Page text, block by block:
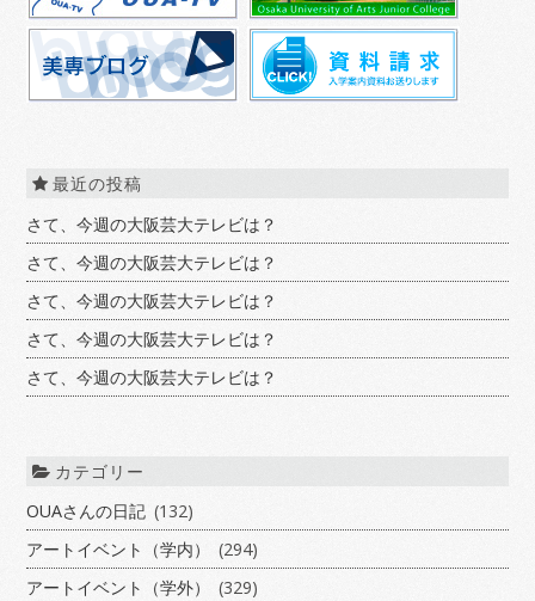
最近の投稿
さて、今週の大阪芸大テレビは？
さて、今週の大阪芸大テレビは？
さて、今週の大阪芸大テレビは？
さて、今週の大阪芸大テレビは？
さて、今週の大阪芸大テレビは？
カテゴリー
OUAさんの日記 (132)
アートイベント（学内）
(294)
アートイベント（学外）
(329)